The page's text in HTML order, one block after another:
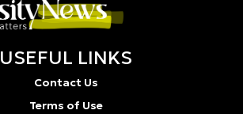
USEFUL LINKS
Contact Us
Terms of Use